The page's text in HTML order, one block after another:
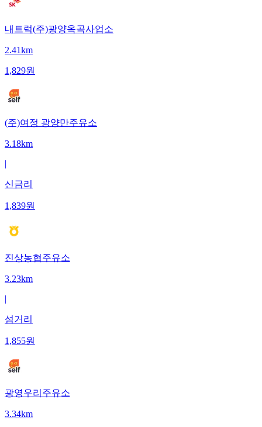
내트럭(주)광양옥곡사업소
2.41km
1,829원
(주)여정 광양만주유소
3.18km
|
신금리
1,839원
진상농협주유소
3.23km
|
섬거리
1,855원
광영우리주유소
3.34km